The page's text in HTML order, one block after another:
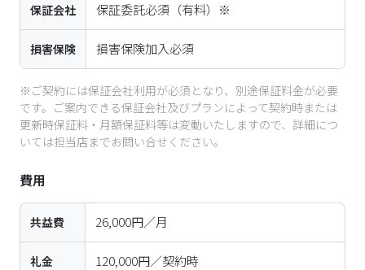
保証会社 保証委託必須（有料）※
損害保険 損害保険加入必須
※ご契約には保証会社利用が必須となり、別途保証料金が必要
です。ご案内できる保証会社及びプランによって契約時または
更新時保証料・月額保証料等は変動いたしますので、詳細につ
いては担当店までお問い合せください。
費用
共益費 26,000円／月
礼金 120,000円／契約時